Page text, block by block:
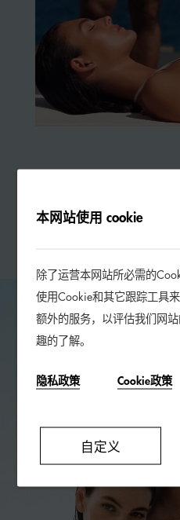
探索 Gordon
Light Blue 香水
本网站使用 cookie
除了运营本网站所必需的
使用Cookie和其它跟踪工具
额外的服务，以评估我们网
趣的了解。
隐私政策 Cookie政策
自定义